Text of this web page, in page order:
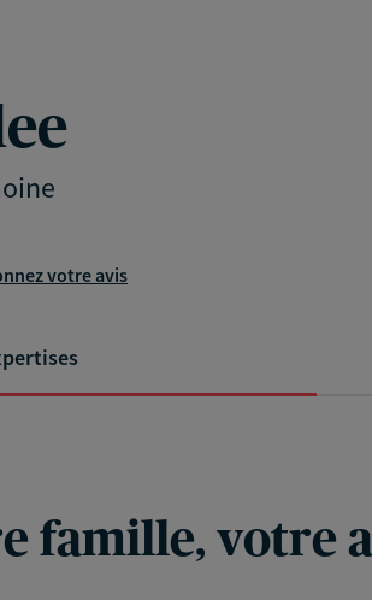
votre avis
famille, votre